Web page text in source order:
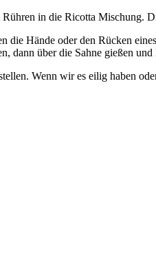
in die Ricotta Mischung.
Hände oder den Rücken
dann über die Sahne gießen
Wenn wir es eilig haben